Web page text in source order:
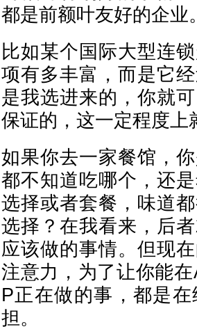
都是前额叶友好的企业。
比如某个国际大型连
项有多丰富，而是它
是我选进来的，你就
保证的，这一定程度上
如果你去一家餐馆，
都不知道吃哪个，还
选择或者套餐，味道
选择？在我看来，后
应该做的事情。但现
注意力，为了让你能
P正在做的事，都是
担。